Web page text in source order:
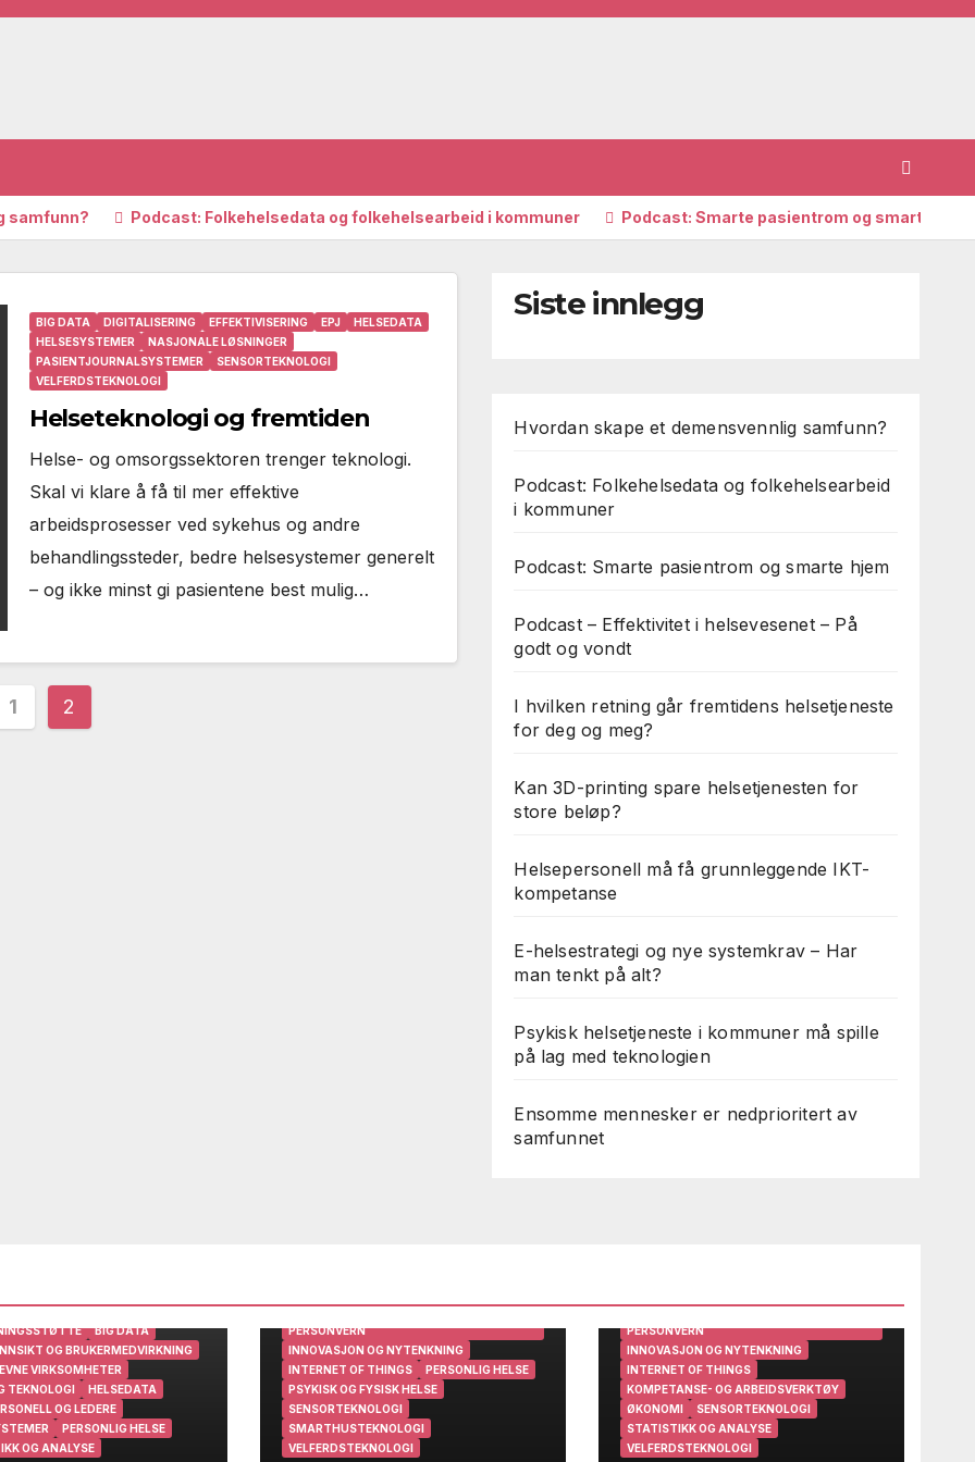
samfunn? Podcast: Folkehelsedata og folkehelsearbeid i kommuner Podcast: Smarte pasientrom og smarte hjem
BIG DATA DIGITALISERING EFFEKTIVISERING EPJ
HELSEDATA
HELSESYSTEMER
NASJONALE LØSNINGER
PASIENTJOURNALSYSTEMER
SENSORTEKNOLOGI
VELFERDSTEKNOLOGI
Helseteknologi og fremtiden
Helse- og omsorgssektoren trenger teknologi.
Skal vi klare å få til mer effektive
arbeidsprosesser ved sykehus og andre
behandlingssteder, bedre helsesystemer generelt
– og ikke minst gi pasientene best mulig…
1 2
Siste innlegg
Hvordan skape et demensvennlig samfunn?
Podcast: Folkehelsedata og folkehelsearbeid
i kommuner
Podcast: Smarte pasientrom og smarte hjem
Podcast – Effektivitet i helsevesenet – På
godt og vondt
I hvilken retning går fremtidens helsetjeneste
for deg og meg?
Kan 3D-printing spare helsetjenesten for
store beløp?
Helsepersonell må få grunnleggende IKT-
kompetanse
E-helsestrategi og nye systemkrav – Har
man tenkt på alt?
Psykisk helsetjeneste i kommuner må spille
på lag med teknologien
Ensomme mennesker er nedprioritert av
samfunnet
BIG DATA
OG BRUKERMEDVIRKNING
VIRKSOMHETER
TEKNOLOGI
HELSEDATA
OG LEDERE
PERSONLIG HELSE
OG ANALYSE
PERSONVERN
INNOVASJON OG NYTENKNING
INTERNET OF THINGS
PERSONLIG HELSE
PSYKISK OG FYSISK HELSE
SENSORTEKNOLOGI
SMARTHUSTEKNOLOGI
VELFERDSTEKNOLOGI
PERSONVERN
INNOVASJON OG NYTENKNING
INTERNET OF THINGS
KOMPETANSE- OG ARBEIDSVERKTØY
ØKONOMI
SENSORTEKNOLOGI
STATISTIKK OG ANALYSE
VELFERDSTEKNOLOGI